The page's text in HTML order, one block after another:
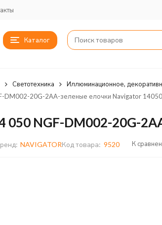
Каталог
Светотехника Иллюминационное,
DM002-20G-2AA-зеленые елочки Navigator 14050
050 NGF-DM002-20G-
NAVIGATORКод товара: 9520 К